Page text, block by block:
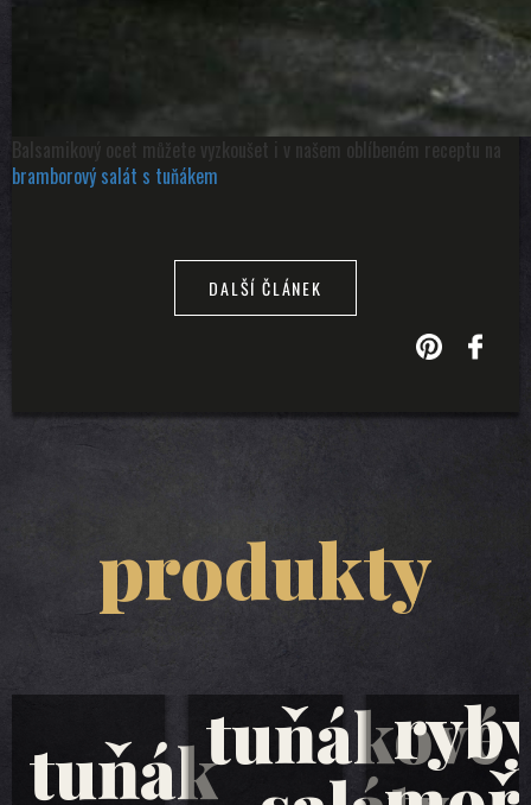
Balsamikový ocet můžete vyzkoušet i v našem oblíbeném receptu na
bramborový salát s tuňákem
DALŠÍ ČLÁNEK
produkty
tuňáktuňákové